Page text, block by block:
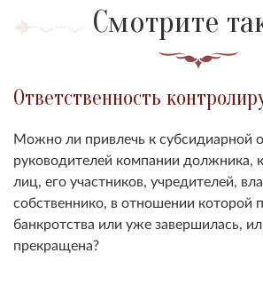
Смотрите
Ответственность
Можно ли привлечь к субсидиарной
руководителей компании должника,
лиц, его участников, учредителей,
собственнико, в отношении которой
банкротства или уже завершилась,
прекращена?